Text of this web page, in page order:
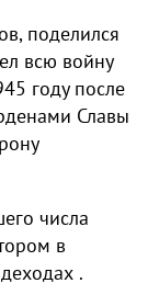
поделился
всю войну
году после
Славы
числа
в
.